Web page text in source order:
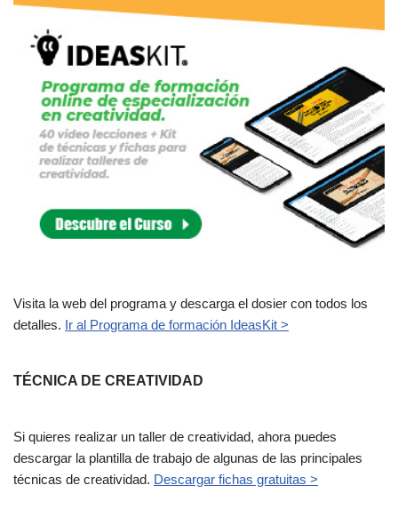
Visita la web del programa y descarga el dosier con todos los
detalles. Ir al Programa de formación IdeasKit >
TÉCNICA DE CREATIVIDAD
Si quieres realizar un taller de creatividad, ahora puedes
descargar la plantilla de trabajo de algunas de las principales
técnicas de creatividad. Descargar fichas gratuitas >